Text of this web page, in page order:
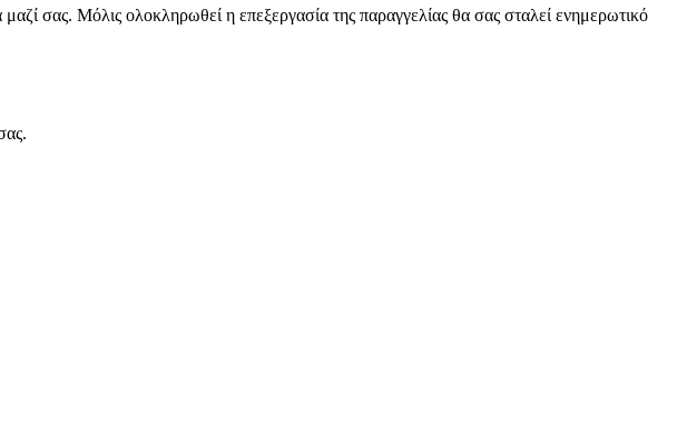
σας. Μόλις ολοκληρωθεί η επεξεργασία της παραγγελίας θα σας σταλεί ενημερωτικό